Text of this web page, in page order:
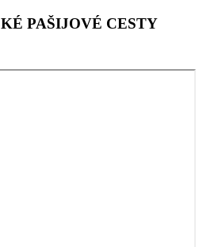
PAŠIJOVÉ CESTY